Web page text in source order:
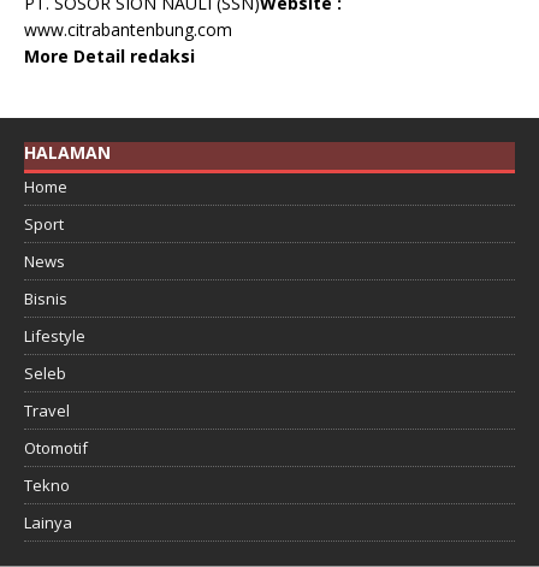
www.citrabantenbung.com
More Detail redaksi
HALAMAN
Home
Sport
News
Bisnis
Lifestyle
Seleb
Travel
Otomotif
Tekno
Lainya